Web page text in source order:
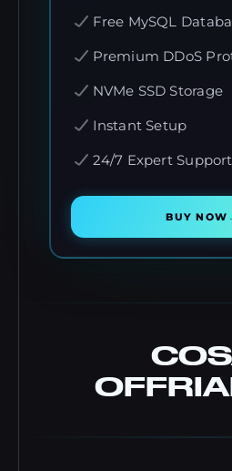
Free MySQL
Premium DDoS
NVMe SSD Storage
Instant Setup
24/7 Expert Support
BUY NOW